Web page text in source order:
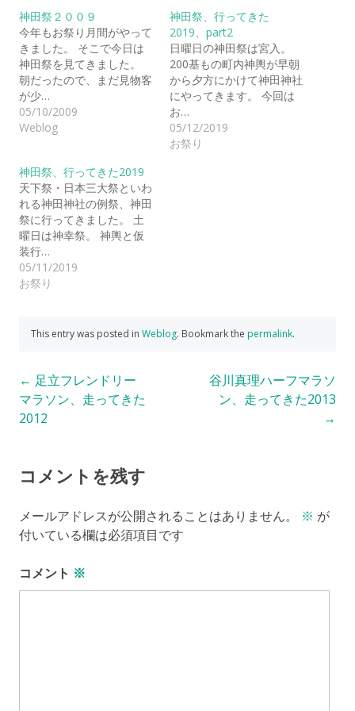
神田祭２００９
今年もお祭り月間がやって
きました。 そこで今日は
神田祭を見てきました。
朝だったので、まだ見物客
が少…
05/10/2009
Weblog
神田祭、行ってきた
2019、part2
日曜日の神田祭は宮入。
200基もの町内神輿が早朝
から夕方にかけて神田神社
にやってきます。 今回は
お…
05/12/2019
お祭り
神田祭、行ってきた2019
天下祭・日本三大祭といわ
れる神田神社の例祭、神田
祭に行ってきました。 土
曜日は神幸祭。 神輿と仮
装行…
05/11/2019
お祭り
This entry was posted in Weblog. Bookmark the permalink.
Post
navigation
← 足立フレンドリー
マラソン、走ってきた
2012
谷川真理ハーフマラソ
ン、走ってきた2013
→
コメントを残す
メールアドレスが公開されることはありません。 ※ が
付いている欄は必須項目です
コメント ※